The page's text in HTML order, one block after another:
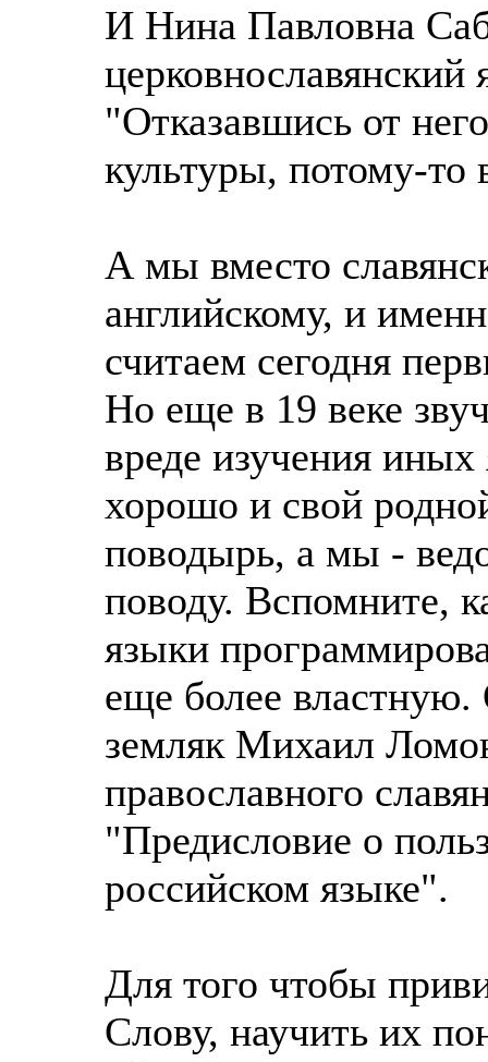
И Нина Павловна
церковнославянский
"Отказавшись от
культуры, потому-то
А мы вместо
английскому, и
считаем сегодня
Но еще в 19 веке
вреде изучения
хорошо и свой
поводырь, а мы -
поводу. Вспомните,
языки
еще более
земляк Михаил
православного
"Предисловие о
российском языке".
Для того чтобы
Слову, научить их